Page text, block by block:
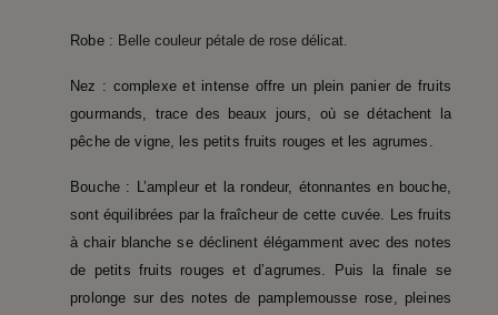
Robe : Belle couleur pétale de rose délicat.
Nez : complexe et intense offre un plein panier de fruits
gourmands, trace des beaux jours, où se détachent la
pêche de vigne, les petits fruits rouges et les agrumes.
Bouche : L’ampleur et la rondeur, étonnantes en bouche,
sont équilibrées par la fraîcheur de cette cuvée. Les fruits
à chair blanche se déclinent élégamment avec des notes
de petits fruits rouges et d’agrumes. Puis la finale se
prolonge sur des notes de pamplemousse rose, pleines